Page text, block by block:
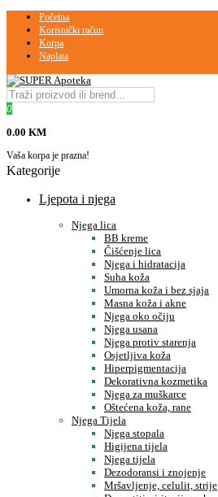
Početna
Korisnički račun
Korpa
Naplata
0
0.00 KM
Vaša korpa je prazna!
Kategorije
Ljepota i njega
Njega lica
BB kreme
Čišćenje lica
Njega i hidratacija
Suha koža
Umorna koža i bez sjaja
Masna koža i akne
Njega oko očiju
Njega usana
Njega protiv starenja
Osjetljiva koža
Hiperpigmentacija
Dekorativna kozmetika
Njega za muškarce
Oštećena koža, rane
Njega Tijela
Njega stopala
Higijena tijela
Njega tijela
Dezodoransi i znojenje
Mršavljenje, celulit, strije